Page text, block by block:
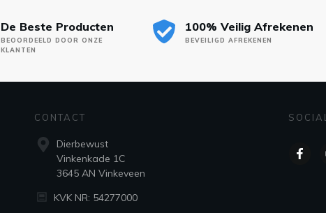
De Beste Producten
BEOORDEELD DOOR ONZE
KLANTEN
100% Veilig Afrekenen
BEVEILIGD AFREKENEN
CONTACT
Dierbewust
Vinkenkade 1C
3645 AN Vinkeveen
KVK NR: 54277000
SOCIAL